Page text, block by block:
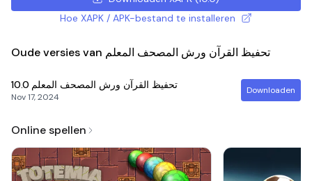
Hoe XAPK / APK-bestand te installeren
Oude versies van تحفيظ القرآن ورش المصحف المعلم
تحفيظ القرآن ورش المصحف المعلم 10.0
Nov 17, 2024
Downloaden
Online spellen